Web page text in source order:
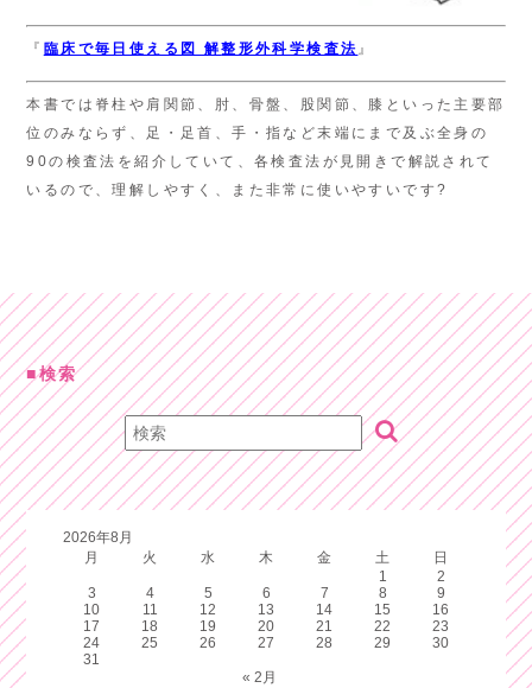
『 臨床で毎日使える 図 解整形外科学検査法 』
本書では脊柱や肩関節、肘、骨盤、股関節、膝といった主要部
位のみならず、足・足首、手・指など末端にまで及ぶ全身の
90の検査法を紹介していて、各検査法が見開きで解説されて
いるので、理解しやすく、また非常に使いやすいです?
検索
2026年8月
月
火 水 木 金 土
日
1
2
3
4 5 6 7 8
9
10
11 12 13 14 15
16
17
18 19 20 21 22
23
24
25 26 27 28 29
30
31
« 2月